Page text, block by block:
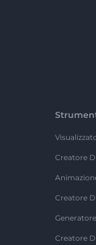
Creatore
Creatore
Creatore